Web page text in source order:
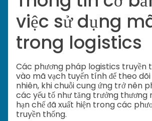
việc sử dụng
trong logistics
Các phương pháp logistics truyền
vào mã vạch tuyến tính để theo
nhiên, khi chuỗi cung ứng trở nên
các yếu tố như tăng trưởng thương
hạn chế đã xuất hiện trong các
truyền thống.